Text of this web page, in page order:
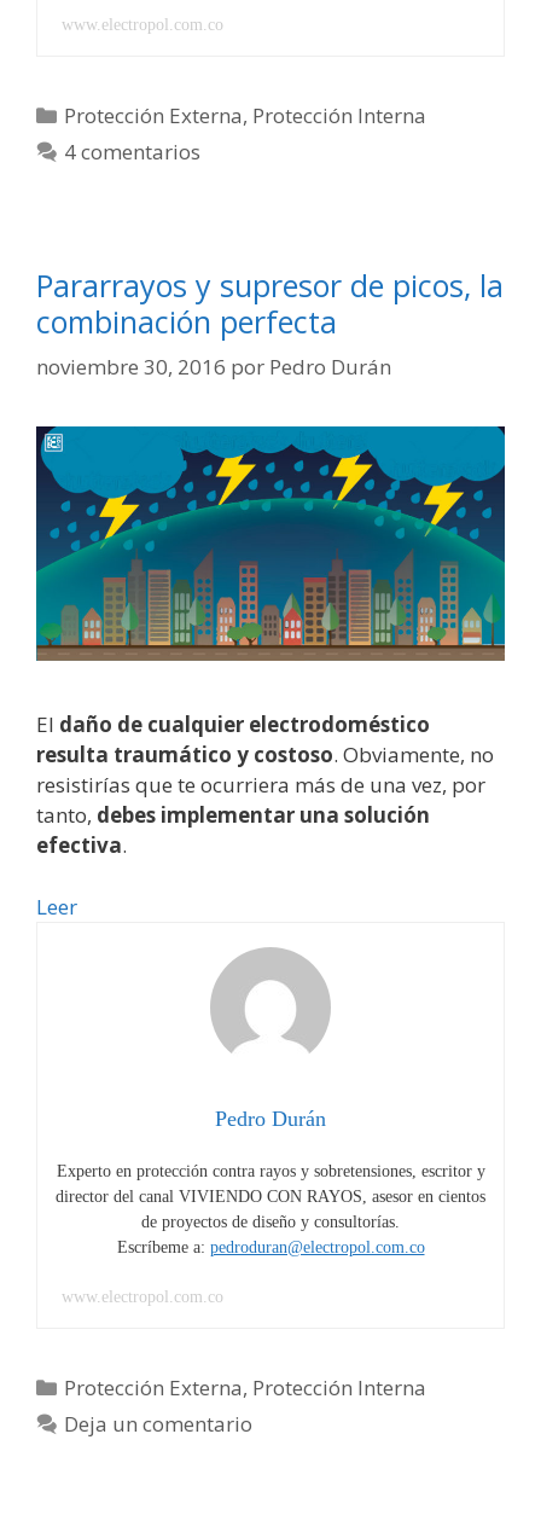
www.electropol.com.co
Categorías
Protección Externa, Protección Interna
4 comentarios
Pararrayos y supresor de picos, la
combinación perfecta
noviembre 30, 2016 por Pedro Durán
El daño de cualquier electrodoméstico
resulta traumático y costoso. Obviamente, no
resistirías que te ocurriera más de una vez, por
tanto, debes implementar una solución
efectiva.
LeerPararrayos
Pedro Durán
Experto en protección contra rayos y sobretensiones, escritor y
director del canal VIVIENDO CON RAYOS, asesor en cientos
de proyectos de diseño y consultorías.
Escríbeme a: pedroduran@electropol.com.co
www.electropol.com.co
Categorías
Protección Externa, Protección Interna
Deja un comentario